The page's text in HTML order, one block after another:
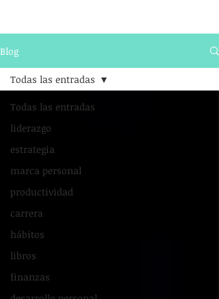
Blog
Todas las entradas
liderazgo
estrategia
marca personal
productividad
carrera
hábitos
libros
finanzas
Todas las entradas